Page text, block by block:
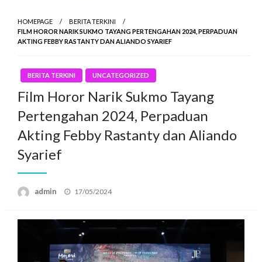
HOMEPAGE
BERITA TERKINI
FILM HOROR NARIK SUKMO TAYANG PERTENGAHAN 2024, PERPADUAN
AKTING FEBBY RASTANTY DAN ALIANDO SYARIEF
BERITA TERKINI UNCATEGORIZED
Film Horor Narik Sukmo Tayang
Pertengahan 2024, Perpaduan
Akting Febby Rastanty dan Aliando
Syarief
admin
Posted
17/05/2024